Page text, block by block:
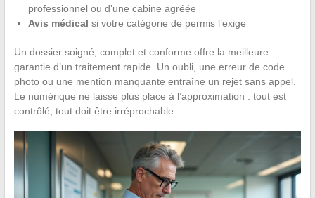
professionnel ou d’une cabine agréée
Avis médical si votre catégorie de permis l’exige
Un dossier soigné, complet et conforme offre la meilleure
garantie d’un traitement rapide. Un oubli, une erreur de code
photo ou une mention manquante entraîne un rejet sans appel.
Le numérique ne laisse plus place à l’approximation : tout est
contrôlé, tout doit être irréprochable.